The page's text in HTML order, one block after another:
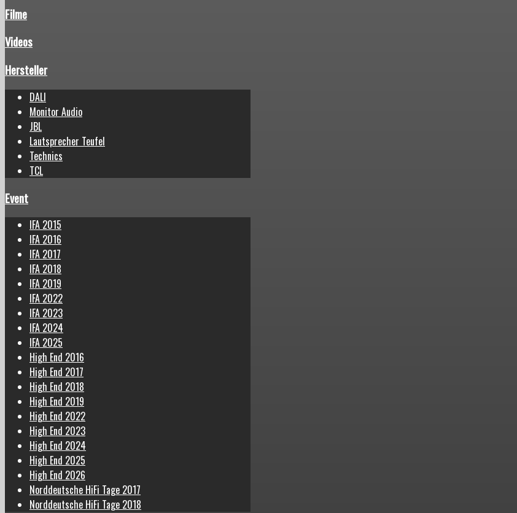
Filme
Videos
Hersteller
DALI
Monitor Audio
JBL
Lautsprecher Teufel
Technics
TCL
Event
IFA 2015
IFA 2016
IFA 2017
IFA 2018
IFA 2019
IFA 2022
IFA 2023
IFA 2024
IFA 2025
High End 2016
High End 2017
High End 2018
High End 2019
High End 2022
High End 2023
High End 2024
High End 2025
High End 2026
Norddeutsche HiFi Tage 2017
Norddeutsche HiFi Tage 2018